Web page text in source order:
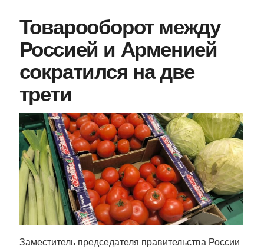
Товарооборот между
Россией и Арменией
сократился на две
трети
Заместитель председателя правительства России